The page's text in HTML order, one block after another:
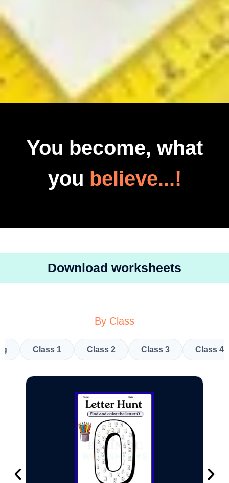
You become, what
you believe...!
Download worksheets
By Class
Class 1 Class 2 Class 3 Class 4